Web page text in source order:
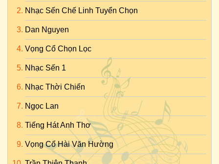
Nhạc Sến Chế Linh Tuyển Chọn
Dan Nguyen
Vọng Cổ Chọn Lọc
Nhạc Sến 1
Nhạc Thời Chiến
Ngọc Lan
Tiếng Hát Anh Thơ
Vọng Cổ Hài Văn Hường